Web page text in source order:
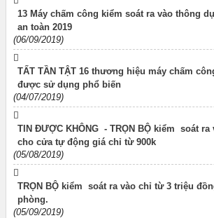
13 Máy chấm công kiểm soát ra vào thông
an toàn 2019
(06/09/2019)
TẤT TẦN TẬT 16 thương hiệu máy chấm
được sử dụng phổ biến
(04/07/2019)
TIN ĐƯỢC KHÔNG - TRỌN BỘ kiểm soát ra
cho cửa tự động giá chỉ từ 900k
(05/08/2019)
TRỌN BỘ kiểm soát ra vào chỉ từ 3 triệu
phòng.
(05/09/2019)